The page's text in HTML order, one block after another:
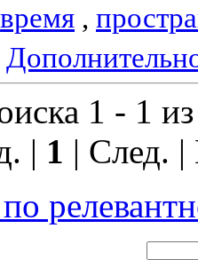
время ,
1 - 1
| 1 | След.